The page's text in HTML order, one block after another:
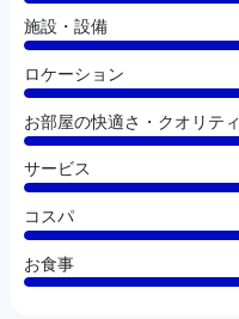
施設・設備
ロケーション
お部屋の快適さ・クオリティ
サービス
コスパ
お食事